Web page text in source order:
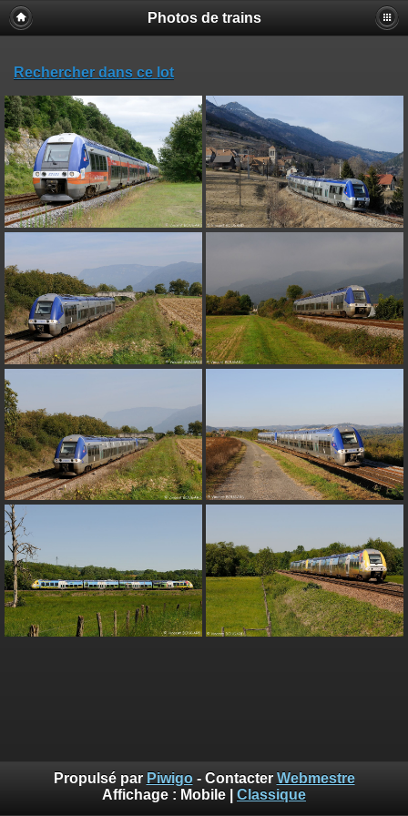
Photos de trains
Rechercher dans ce lot
Propulsé par Piwigo- Contacter Webmestre
Affichage : Mobile Classique